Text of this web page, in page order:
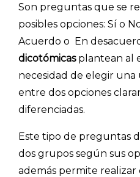
Son preguntas que se
posibles opciones: Sí o
Acuerdo o En
dicotómicasplantean al
necesidad de elegir
entre dos opciones
diferenciadas.
Este tipo de preguntas
dos grupos según sus
además permite realizar